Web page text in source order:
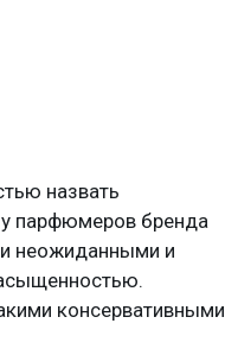
назвать
парфюмеров бренда
неожиданными и
консервативными